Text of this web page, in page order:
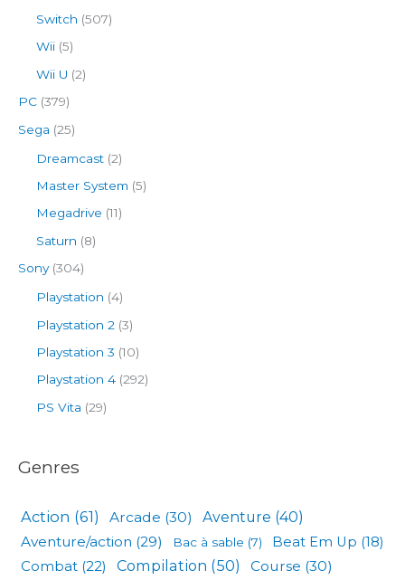
Switch (507)
Wii (5)
Wii U (2)
PC (379)
Sega (25)
Dreamcast (2)
Master System (5)
Megadrive (11)
Saturn (8)
Sony(304)
Playstation (4)
Playstation 2 (3)
Playstation 3 (10)
Playstation 4 (292)
PS Vita (29)
Genres
Action (61) Arcade (30) Aventure (40)
Aventure/action (29) Bac à sable (7) Beat Em Up (18)
Combat (22) Compilation (50) Course (30)